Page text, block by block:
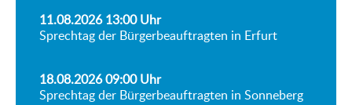
11.08.2026 13:00Uhr
Sprechtag der Bürgerbeauftragten in Erfurt
18.08.2026 09:00Uhr
Sprechtag der Bürgerbeauftragten in Sonneberg